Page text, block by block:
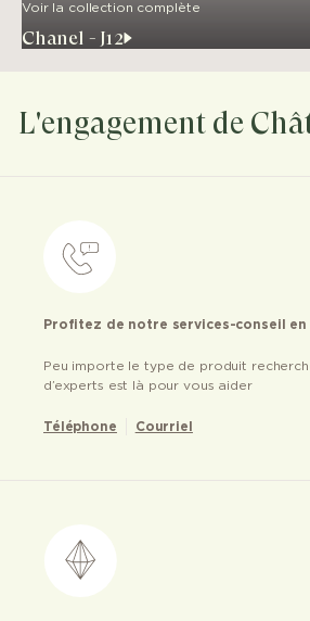
Voir la collection complète
Chanel - J12
L'engagement de
Profitez de notre services-conseil
Peu importe le type de produit
d’experts est là pour vous aider
Téléphone Courriel